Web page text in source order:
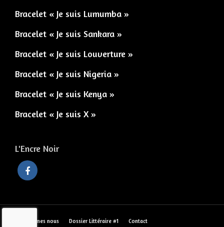
Bracelet « Je suis Lumumba »
Bracelet « Je suis Sankara »
Bracelet « Je suis Louverture »
Bracelet « Je suis Nigeria »
Bracelet « Je suis Kenya »
Bracelet « Je suis X »
L'Encre Noir
Qui sommes nous Dossier Littéraire #1 Contact